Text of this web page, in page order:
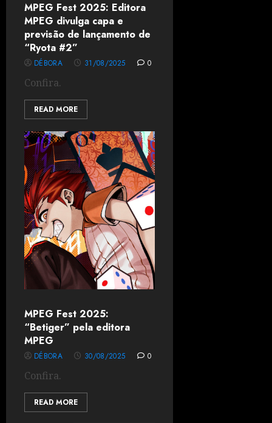
MPEG Fest 2025: Editora
MPEG divulga capa e
previsão de lançamento de
“Ryota #2”
DÉBORA 31/08/2025 0
Confira.
READ MORE
MPEG Fest 2025:
“Betiger” pela editora
MPEG
DÉBORA 30/08/2025 0
Confira.
READ MORE